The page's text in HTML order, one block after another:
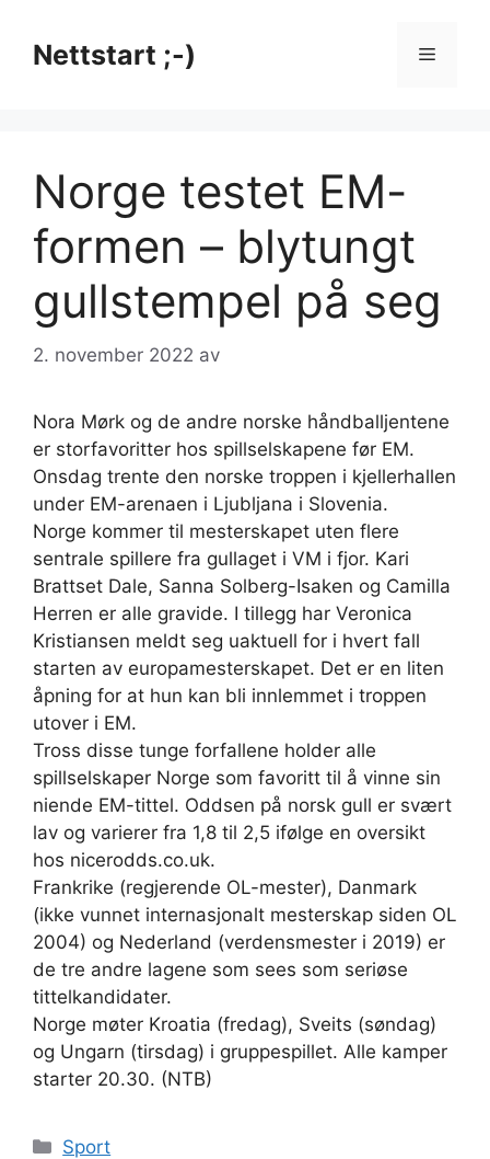
innholdNettstart ;-) Meny
Norge testet EM-
formen – blytungt
gullstempel på seg
2. november 2022 av
Nora Mørk og de andre norske håndballjentene
er storfavoritter hos spillselskapene før EM.
Onsdag trente den norske troppen i kjellerhallen
under EM-arenaen i Ljubljana i Slovenia.
Norge kommer til mesterskapet uten flere
sentrale spillere fra gullaget i VM i fjor. Kari
Brattset Dale, Sanna Solberg-Isaken og Camilla
Herren er alle gravide. I tillegg har Veronica
Kristiansen meldt seg uaktuell for i hvert fall
starten av europamesterskapet. Det er en liten
åpning for at hun kan bli innlemmet i troppen
utover i EM.
Tross disse tunge forfallene holder alle
spillselskaper Norge som favoritt til å vinne sin
niende EM-tittel. Oddsen på norsk gull er svært
lav og varierer fra 1,8 til 2,5 ifølge en oversikt
hos nicerodds.co.uk.
Frankrike (regjerende OL-mester), Danmark
(ikke vunnet internasjonalt mesterskap siden OL
2004) og Nederland (verdensmester i 2019) er
de tre andre lagene som sees som seriøse
tittelkandidater.
Norge møter Kroatia (fredag), Sveits (søndag)
og Ungarn (tirsdag) i gruppespillet. Alle kamper
starter 20.30. (NTB)
Kategorier
Sport